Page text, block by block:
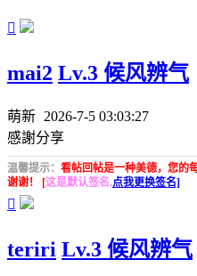

mai2 Lv.3 候风辨气
萌新 2026-7-5 03:03:27
感謝分享
温馨提示： 看帖回帖是一种美德，您的
谢谢！ [这是默认签名,点我更换签名]

teriri Lv.3 候风辨气